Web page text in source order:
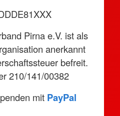
Pirna e.V. ist als
anerkannt
befreit.
210/141/00382
mit PayPal